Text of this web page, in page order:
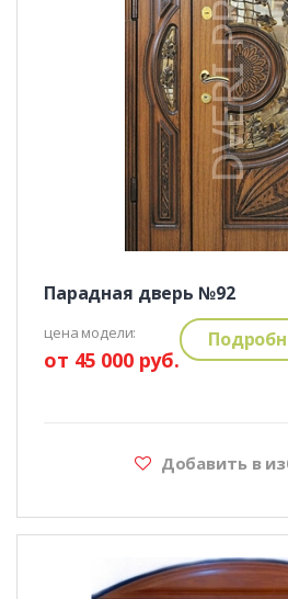
Парадная дверь №92
цена модели:
от 45 000 руб.
Добавить в